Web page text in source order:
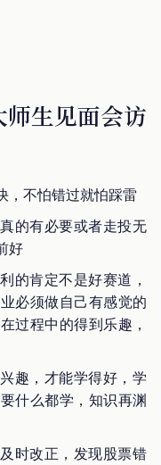
师生见面会访
，不怕错过就怕踩雷
的有必要或者走投无
好
的肯定不是好赛道，
必须做自己有感觉的
过程中的得到乐趣，
趣，才能学得好，学
什么都学，知识再渊
时改正，发现股票错